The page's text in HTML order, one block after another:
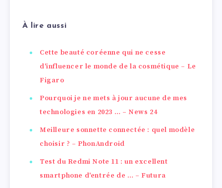
À lire aussi
Cette beauté coréenne qui ne cesse
d'influencer le monde de la cosmétique – Le
Figaro
Pourquoi je ne mets à jour aucune de mes
technologies en 2023 … – News 24
Meilleure sonnette connectée : quel modèle
choisir ? – PhonAndroid
Test du Redmi Note 11 : un excellent
smartphone d'entrée de … – Futura